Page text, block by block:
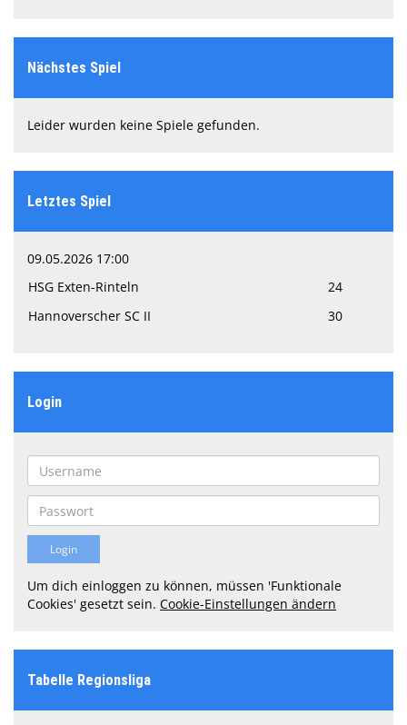
Nächstes Spiel
Leider wurden keine Spiele gefunden.
Letztes Spiel
09.05.2026 17:00
HSG Exten-Rinteln
24
Hannoverscher SC II
30
Login
Um dich einloggen zu können, müssen 'Funktionale
Cookies' gesetzt sein. Cookie-Einstellungen ändern
Tabelle Regionsliga